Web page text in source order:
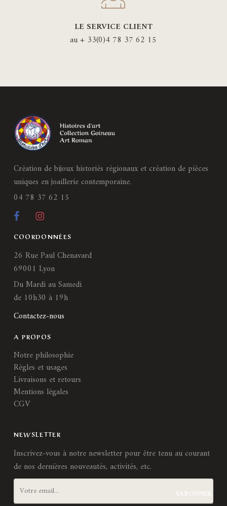
LE SERVICE CLIENT
au + 33(0)4 78 37 62 15
Création de bijoux historiés régionaux et création de pièces
uniques en joaillerie contemporaine.
04 78 37 62 15
COORDONNÉES
26 Rue Paul Chenavard
69001 Lyon
Du Mardi au Samedi
de 10h30 à 19h
Contactez-nous
A PROPOS
Notre philosophie
Règles et usages
Livraisons et retours
Mentions légales
CGV
NEWSLETTER
Inscrivez-vous à notre newsletter pour être tenu au courant
de nos dernières nouveautés, activités, etc.